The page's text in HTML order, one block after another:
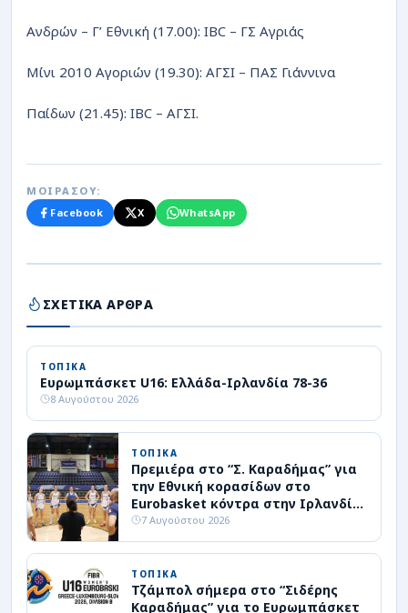
Ανδρών – Γ’ Εθνική (17.00): IBC – ΓΣ Αγριάς
Μίνι 2010 Αγοριών (19.30): ΑΓΣΙ – ΠΑΣ Γιάννινα
Παίδων (21.45): IBC – ΑΓΣΙ.
ΜΟΙΡΑΣΟΥ:
Facebook
X WhatsApp
ΣΧΕΤΙΚΑ ΑΡΘΡΑ
ΤΟΠΙΚΑ
Ευρωμπάσκετ U16: Ελλάδα-Ιρλανδία 78-36
8 Αυγούστου 2026
ΤΟΠΙΚΑ
Πρεμιέρα στο “Σ. Καραδήμας” για
την Εθνική κορασίδων στο
Eurobasket κόντρα στην Ιρλανδία
(livestreaming)
7 Αυγούστου 2026
ΤΟΠΙΚΑ
Τζάμπολ σήμερα στο “Σιδέρης
Καραδήμας” για το Ευρωμπάσκετ